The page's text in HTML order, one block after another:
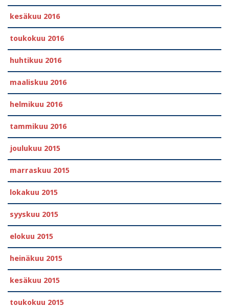
kesäkuu 2016
toukokuu 2016
huhtikuu 2016
maaliskuu 2016
helmikuu 2016
tammikuu 2016
joulukuu 2015
marraskuu 2015
lokakuu 2015
syyskuu 2015
elokuu 2015
heinäkuu 2015
kesäkuu 2015
toukokuu 2015